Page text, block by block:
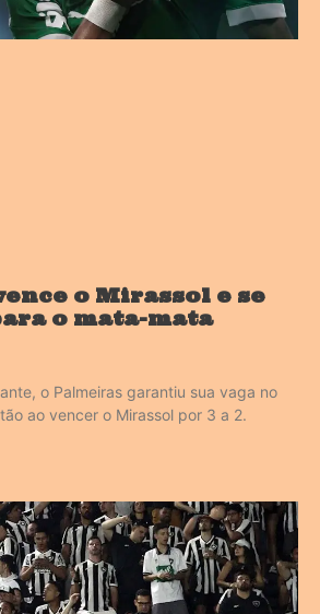
o Mirassol e se
o mata-mata
o Palmeiras garantiu sua vaga no
ao vencer o Mirassol por 3 a 2.